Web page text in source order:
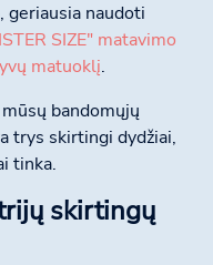
geriausia naudoti
SIZE" matavimo
matuoklį.
bandomųjų
trys skirtingi dydžiai,
tinka.
skirtingų